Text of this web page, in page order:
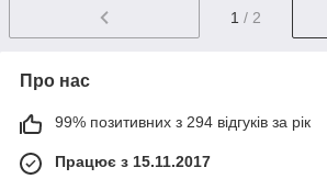
1 / 2
Про нас
99% позитивних з 294 відгуків за рік
Працює з 15.11.2017